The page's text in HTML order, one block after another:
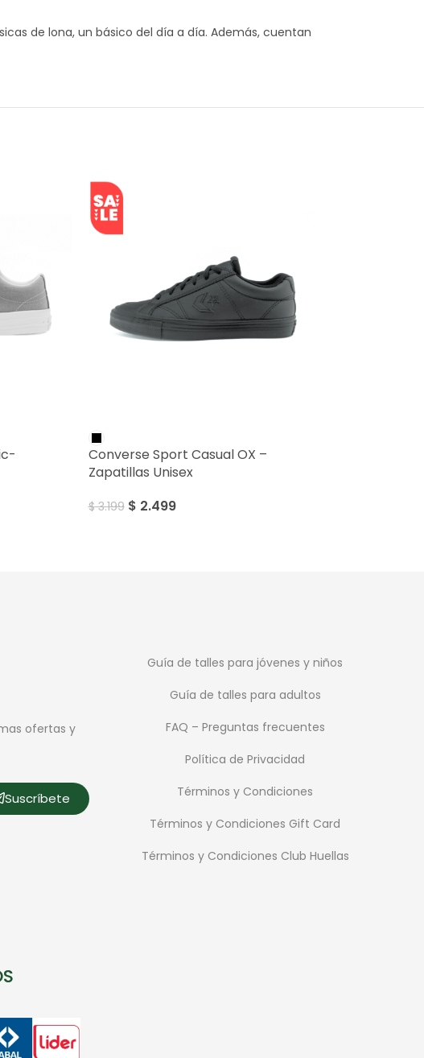
de lona, un básico del día a día. Además, cuentan
Converse Sport Casual OX –
Zapatillas Unisex
$3.199 $ 2.499
ofertas y
Suscríbete
Guía de talles para jóvenes y niños
Guía de talles para adultos
FAQ – Preguntas frecuentes
Política de Privacidad
Términos y Condiciones
Términos y Condiciones Gift Card
Términos y Condiciones Club Huellas